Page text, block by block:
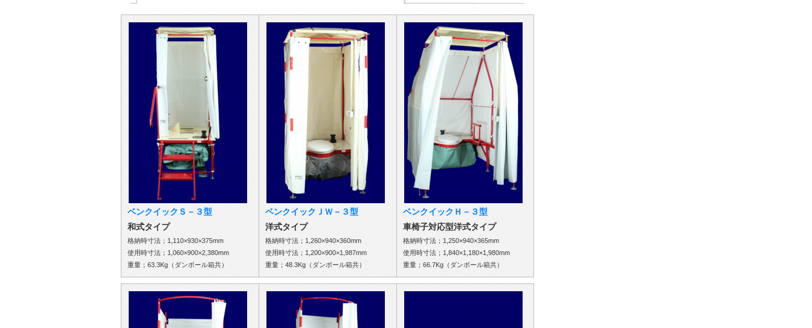
ベンクイックＳ－３型
和式タイプ
格納時寸法；1,110×930×375mm
使用時寸法；1,060×900×2,380mm
重量；63.3Kg（ダンボール箱共）
ベンクイックＪＷ－３型
洋式タイプ
格納時寸法；1,260×940×360mm
使用時寸法；1,200×900×1,987mm
重量；48.3Kg（ダンボール箱共）
ベンクイックＨ－３型
車椅子対応型洋式タイプ
格納時寸法；1,250×940×365mm
使用時寸法；1,840×1,180×1,980mm
重量；66.7Kg（ダンボール箱共）